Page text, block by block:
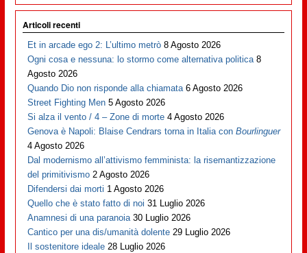
Articoli recenti
Et in arcade ego 2: L’ultimo metrò 8 Agosto 2026
Ogni cosa e nessuna: lo stormo come alternativa politica 8
Agosto 2026
Quando Dio non risponde alla chiamata 6 Agosto 2026
Street Fighting Men 5 Agosto 2026
Si alza il vento / 4 – Zone di morte 4 Agosto 2026
Genova è Napoli: Blaise Cendrars torna in Italia conBourlinguer
4 Agosto 2026
Dal modernismo all’attivismo femminista: la risemantizzazione
del primitivismo 2 Agosto 2026
Difendersi dai morti 1 Agosto 2026
Quello che è stato fatto di noi 31 Luglio 2026
Anamnesi di una paranoia 30 Luglio 2026
Cantico per una dis/umanità dolente 29 Luglio 2026
Il sostenitore ideale 28 Luglio 2026